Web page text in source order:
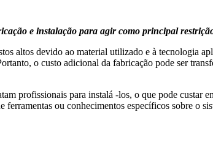
e instalação para agir como principal
altos devido ao material utilizado e à tecnologia
o custo adicional da fabricação pode ser
profissionais para instalá -los, o que pode custar
ou conhecimentos específicos sobre o